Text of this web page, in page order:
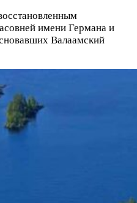
имени Германа и
Валаамский